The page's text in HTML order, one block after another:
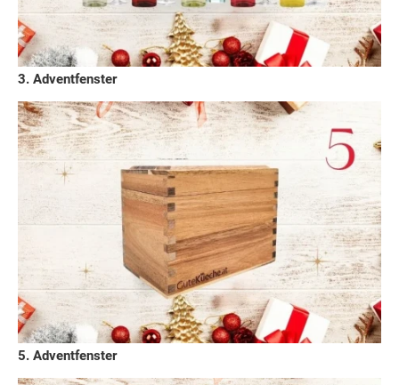
3. Adventfenster
5. Adventfenster